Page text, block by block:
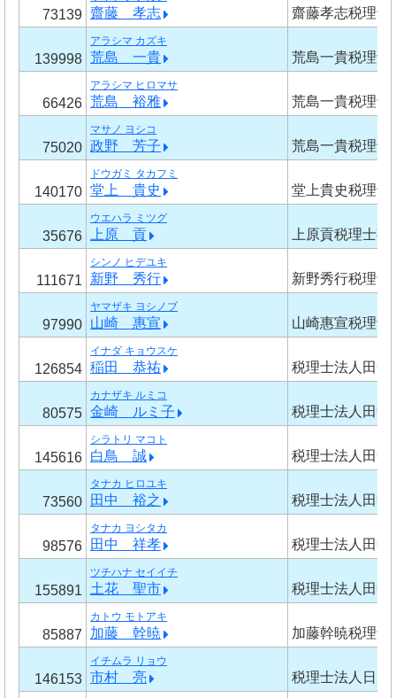
73139 齋藤 孝志 齋藤孝志税理士
139998
アラシマ カズキ
荒島 一貴 荒島一貴税理士
66426
アラシマ ヒロマサ
荒島 裕雅 荒島一貴税理士
75020
マサノ ヨシコ
政野 芳子 荒島一貴税理士
140170
ドウガミ タカフミ
堂上 貴史 堂上貴史税理士
35676
ウエハラ ミツグ
上原 貢 上原貢税理士事
111671
シンノ ヒデユキ
新野 秀行 新野秀行税理士
97990
ヤマザキ ヨシノブ
山崎 惠宣 山崎惠宣税理士
126854
イナダ キョウスケ
稲田 恭祐 税理士法人田中
80575
カナザキ ルミコ
金崎 ルミ子 税理士法人田中
145616
シラトリ マコト
白鳥 誠 税理士法人田中
73560
タナカ ヒロユキ
田中 裕之 税理士法人田中
98576
タナカ ヨシタカ
田中 祥孝 税理士法人田中
155891
ツチハナ セイイチ
土花 聖市 税理士法人田中
85887
カトウ モトアキ
加藤 幹暁 加藤幹暁税理士
146153
イチムラ リョウ
市村 亮 税理士法人日成